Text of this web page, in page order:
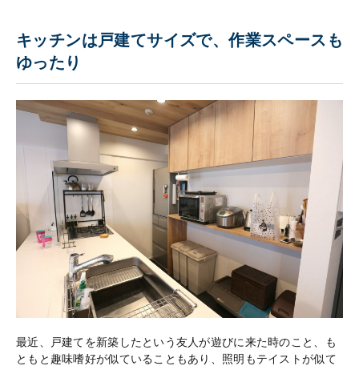
キッチンは戸建てサイズで、作業スペースも
ゆったり
最近、戸建てを新築したという友人が遊びに来た時のこと、も
ともと趣味嗜好が似ていることもあり、照明もテイストが似て